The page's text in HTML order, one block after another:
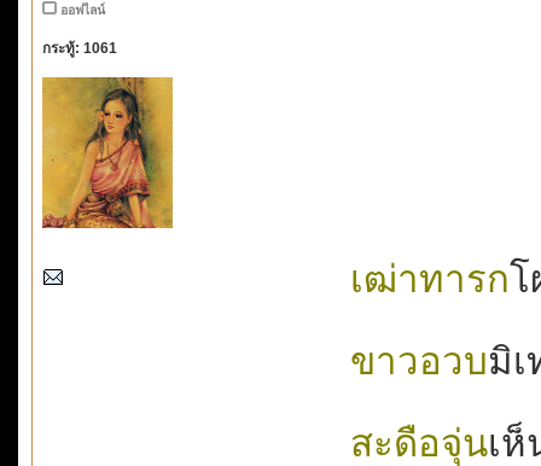
ออฟไลน์
กระทู้: 1061
เฒ่าทารกโ
ขาวอวบมิเ
สะดือจุ่นเ